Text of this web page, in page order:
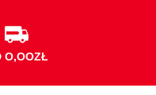
O,OOZŁ